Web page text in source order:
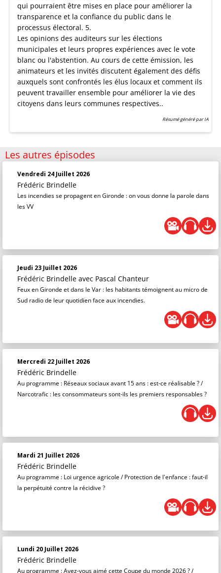
qui pourraient être mises en place pour améliorer la
transparence et la confiance du public dans le
processus électoral. 5.
Les opinions des auditeurs sur les élections
municipales et leurs propres expériences avec le vote
blanc ou l'abstention. Au cours de cette émission, les
animateurs et les invités discutent également des défis
auxquels sont confrontés les élus locaux et comment ils
peuvent travailler ensemble pour améliorer la vie des
citoyens dans leurs communes respectives..
Résumé généré par IA
Les autres épisodes
Vendredi 24 Juillet 2026
Frédéric Brindelle
Les incendies se propagent en Gironde : on vous donne la parole dans
les VV
Jeudi 23 Juillet 2026
Frédéric Brindelle avec Pascal Chanteur
Feux en Gironde et dans le Var : les habitants témoignent au micro de
Sud radio de leur quotidien face aux incendies.
Mercredi 22 Juillet 2026
Frédéric Brindelle
Au programme : Réseaux sociaux avant 15 ans : est-ce réalisable ? /
Narcotrafic : les consommateurs sont-ils les premiers responsables ?
Mardi 21 Juillet 2026
Frédéric Brindelle
Au programme : Loi urgence agricole / Protection de l'enfance : faut-il
la perpétuité contre la récidive ?
Lundi 20 Juillet 2026
Frédéric Brindelle
Au programme : Avez-vous aimé cette Coupe du monde 2026 ? /